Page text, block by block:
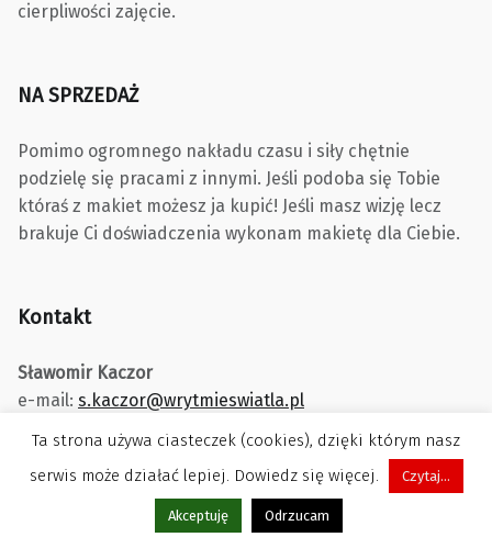
Menu
cierpliwości zajęcie.
NA SPRZEDAŻ
Pomimo ogromnego nakładu czasu i siły chętnie
podzielę się pracami z innymi. Jeśli podoba się Tobie
któraś z makiet możesz ja kupić! Jeśli masz wizję lecz
brakuje Ci doświadczenia wykonam makietę dla Ciebie.
Kontakt
Sławomir Kaczor
e-mail: s.kaczor@wrytmieswiatla.pl
Ta strona używa ciasteczek (cookies), dzięki którym nasz
serwis może działać lepiej. Dowiedz się więcej.
Czytaj...
Akceptuję Odrzucam